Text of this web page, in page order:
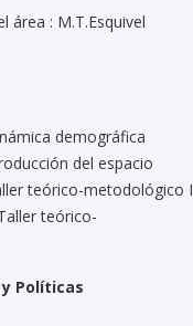
área : M.T.Esquivel
demográfica
del espacio
teórico-metodológico I
teórico-
Políticas